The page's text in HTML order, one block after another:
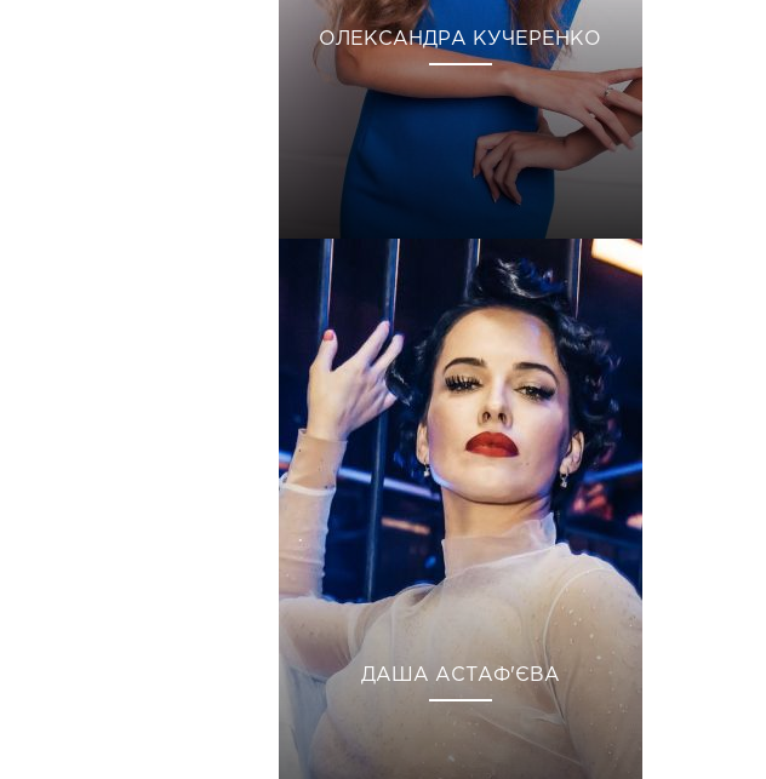
ОЛЕКСАНДРА КУЧЕРЕНКО
ДАША АСТАФ'ЄВА